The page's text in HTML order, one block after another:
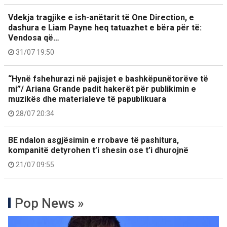
Vdekja tragjike e ish-anëtarit të One Direction, e
dashura e Liam Payne heq tatuazhet e bëra për të:
Vendosa që…
31/07 19:50
“Hynë fshehurazi në pajisjet e bashkëpunëtorëve të
mi”/ Ariana Grande padit hakerët për publikimin e
muzikës dhe materialeve të papublikuara
28/07 20:34
BE ndalon asgjësimin e rrobave të pashitura,
kompanitë detyrohen t’i shesin ose t’i dhurojnë
21/07 09:55
Pop News »